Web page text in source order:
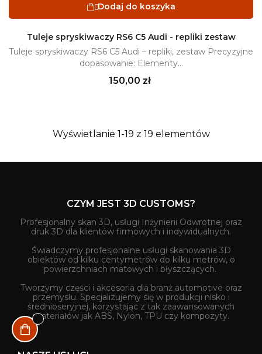
Dodaj do koszyka
Tuleje spryskiwaczy RS6 C5 Audi - repliki zestaw
Tuleje spryskiwaczy RS6 C5 Audi – repliki, zestaw Precyzyjne
dopasowanie: Elementy...
Cena
150,00 zł
Wyświetlanie 1-19 z 19 elementów
CZYM JEST 3D CUSTOMS?
Profesjonalny skan 3D, usługi Inżynierii Odwrotnej oraz
druk 3D dla klientów firmowych i indywidualnych.
Świadczymy profesjonalne usługi skanowania 3D
obiektów od kilku centymetrów do kilku metrów, o
powierzchniach matowych i błyszczących.
Tworzymy części i akcesoria dla branż automotive oraz
przemysłu. Specjalizujemy się w produkcji nisko i
średnioseryjnej, korzystając z tak zaawansowanych
materiałów jak ABS, Nylon, TPU czy kompozyty.